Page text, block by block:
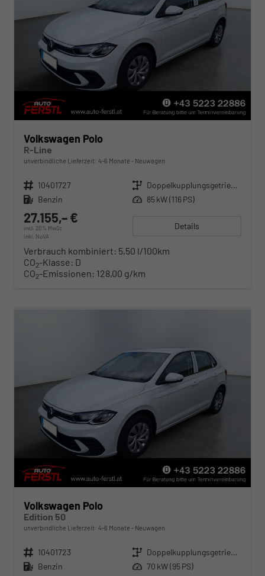
Volkswagen Polo
R-Line
unverbindliche Lieferzeit: 4-6 Monate Neuwagen
Fahrzeugnr. 10401727 Getriebe
Doppelkupplungsgetriebe (DSG)
Kraftstoff Benzin Leistung 85 kW (116 PS)
27.155,– €
incl. 20% MwSt.
inkl. NoVA
Details
Verbrauch kombiniert: 5,50 l/100km
CO2-Klasse: D
CO2-Emissionen: 128,00 g/km
Volkswagen Polo
Edition 50
unverbindliche Lieferzeit: 4-6 Monate Neuwagen
Fahrzeugnr. 10401723 Getriebe
Doppelkupplungsgetriebe (DSG)
Kraftstoff Benzin Leistung 70 kW (95 PS)